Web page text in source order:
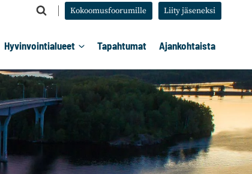
Kokoomusfoorumille Liity jäseneksi
Hyvinvointialueet Tapahtumat Ajankohtaista